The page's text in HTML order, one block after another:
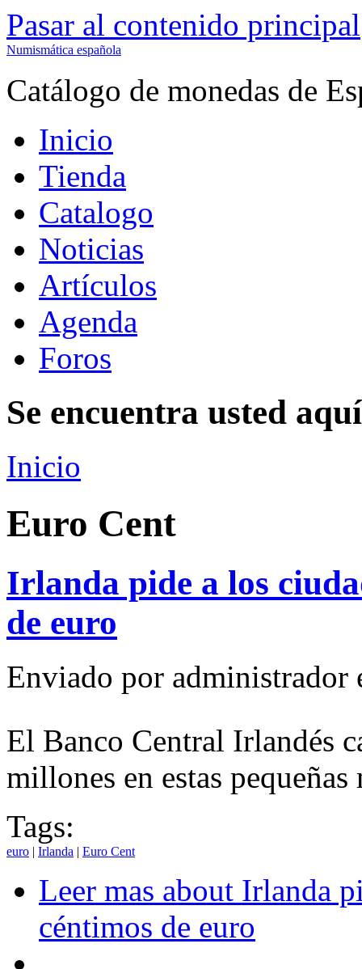
Pasar al contenido principal
Numismática española
Catálogo de monedas de
Inicio
Tienda
Catalogo
Noticias
Artículos
Agenda
Foros
Se encuentra usted aquí
Inicio
Euro Cent
Irlanda pide a los
de euro
Enviado por administrador
El Banco Central Irlandés
millones en estas pequeñas
Tags:
euro | Irlanda | Euro Cent
Leer mas about Irlanda
céntimos de euro